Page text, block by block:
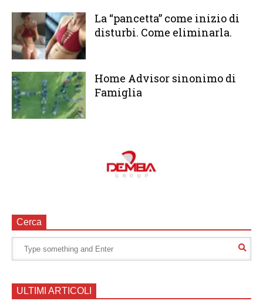
La “pancetta” come inizio di
disturbi. Come eliminarla.
Home Advisor sinonimo di
Famiglia
Cerca
ULTIMI ARTICOLI